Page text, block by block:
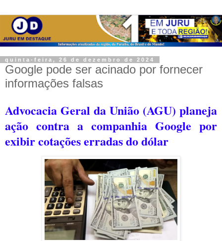
quinta-feira, 26 de dezembro de 2024
Google pode ser acinado por fornecer
informações falsas
Advocacia Geral da União (AGU) planeja
ação contra a companhia Google por
exibir cotações erradas do dólar